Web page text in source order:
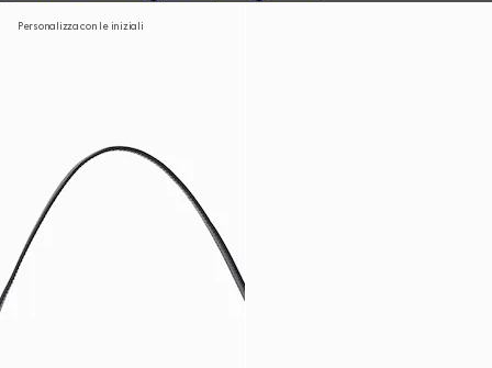
Personalizza con le iniziali